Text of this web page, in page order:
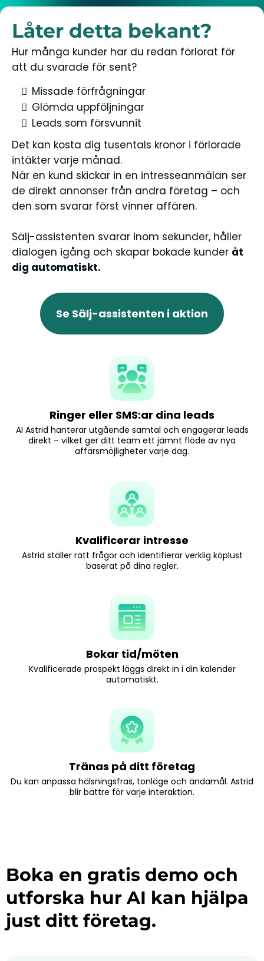
Låter detta bekant?
Hur många kunder har du redan förlorat för
att du svarade för sent?
Missade förfrågningar
Glömda uppföljningar
Leads som försvunnit
Det kan kosta dig tusentals kronor i förlorade
intäkter varje månad.
När en kund skickar in en intresseanmälan ser
de direkt annonser från andra företag – och
den som svarar först vinner affären.
Sälj-assistenten svarar inom sekunder, håller
dialogen igång och skapar bokade kunder åt
dig automatiskt.
Se Sälj-assistenten i aktion
Ringer eller SMS:ar dina leads
AI Astrid hanterar utgående samtal och engagerar leads
direkt – vilket ger ditt team ett jämnt flöde av nya
affärsmöjligheter varje dag.
Kvalificerar intresse
Astrid ställer rätt frågor och identifierar verklig köplust
baserat på dina regler.
Bokar tid/möten
Kvalificerade prospekt läggs direkt in i din kalender
automatiskt.
Tränas på ditt företag
Du kan anpassa hälsningsfras, tonläge och ändamål. Astrid
blir bättre för varje interaktion.
Boka en gratis demo och
utforska hur AI kan hjälpa
just ditt företag.